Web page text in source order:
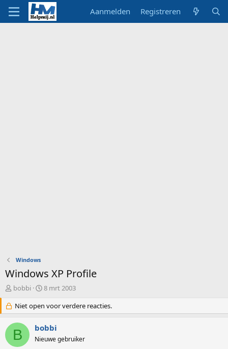
Aanmelden Registreren
Windows
Windows XP Profile
O
d
e
r
w
e
bobbi
S
a
r
t
d
a
8 mrt 2003
Niet open voor verdere reacties.
B bobbi
Nieuwe gebruiker